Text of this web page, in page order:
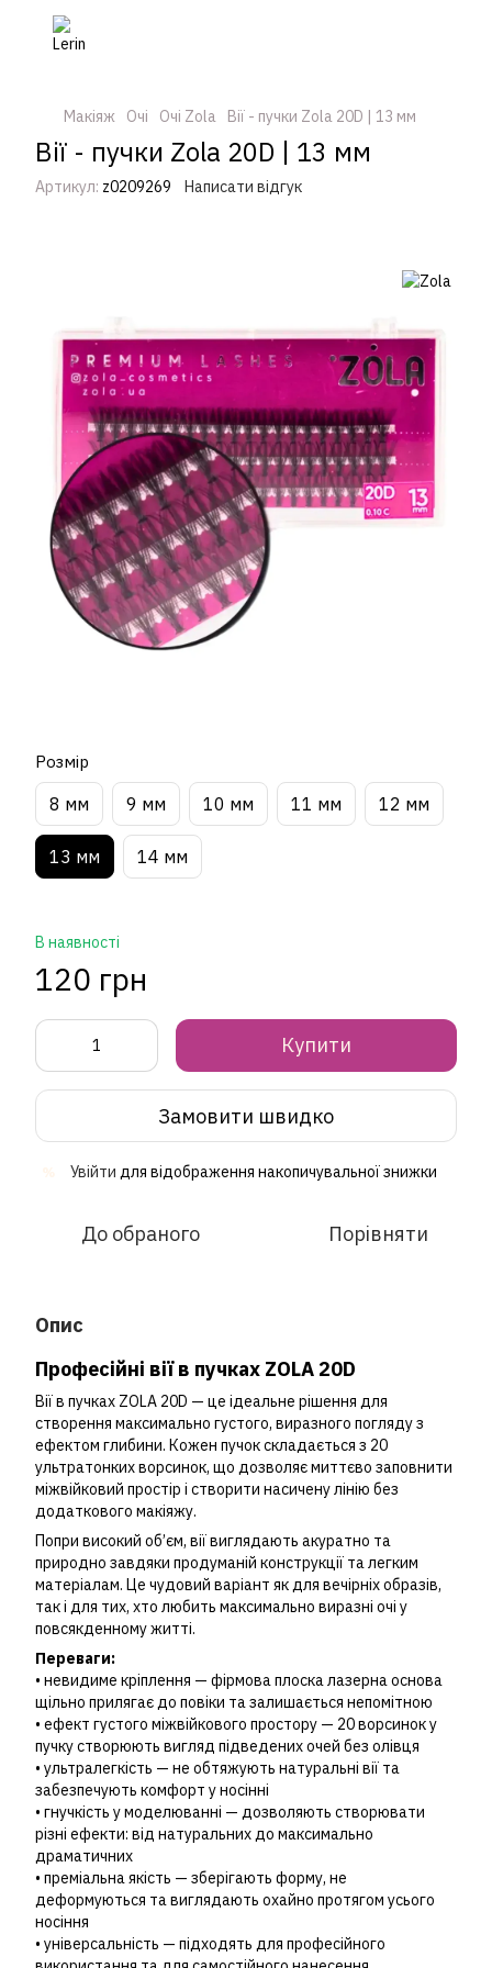
Макіяж Очі Очі Zola Вії - пучки Zola 20D | 13 мм
Вії - пучки Zola 20D | 13 мм
Артикул: z0209269 Написати відгук
Розмір
8 мм 9 мм 10 мм 11 мм 12 мм
13 мм 14 мм
В наявності
120 грн
Купити
Замовити швидко
Увійти для відображення накопичувальної знижки
До обраного Порівняти
Опис
Професійні вії в пучках ZOLA 20D
Вії в пучках ZOLA 20D — це ідеальне рішення для
створення максимально густого, виразного погляду з
ефектом глибини. Кожен пучок складається з 20
ультратонких ворсинок, що дозволяє миттєво заповнити
міжвійковий простір і створити насичену лінію без
додаткового макіяжу.
Попри високий об’єм, вії виглядають акуратно та
природно завдяки продуманій конструкції та легким
матеріалам. Це чудовий варіант як для вечірніх образів,
так і для тих, хто любить максимально виразні очі у
повсякденному житті.
Переваги:
• невидиме кріплення — фірмова плоска лазерна основа
щільно прилягає до повіки та залишається непомітною
• ефект густого міжвійкового простору — 20 ворсинок у
пучку створюють вигляд підведених очей без олівця
• ультралегкість — не обтяжують натуральні вії та
забезпечують комфорт у носінні
• гнучкість у моделюванні — дозволяють створювати
різні ефекти: від натуральних до максимально
драматичних
• преміальна якість — зберігають форму, не
деформуються та виглядають охайно протягом усього
носіння
• універсальність — підходять для професійного